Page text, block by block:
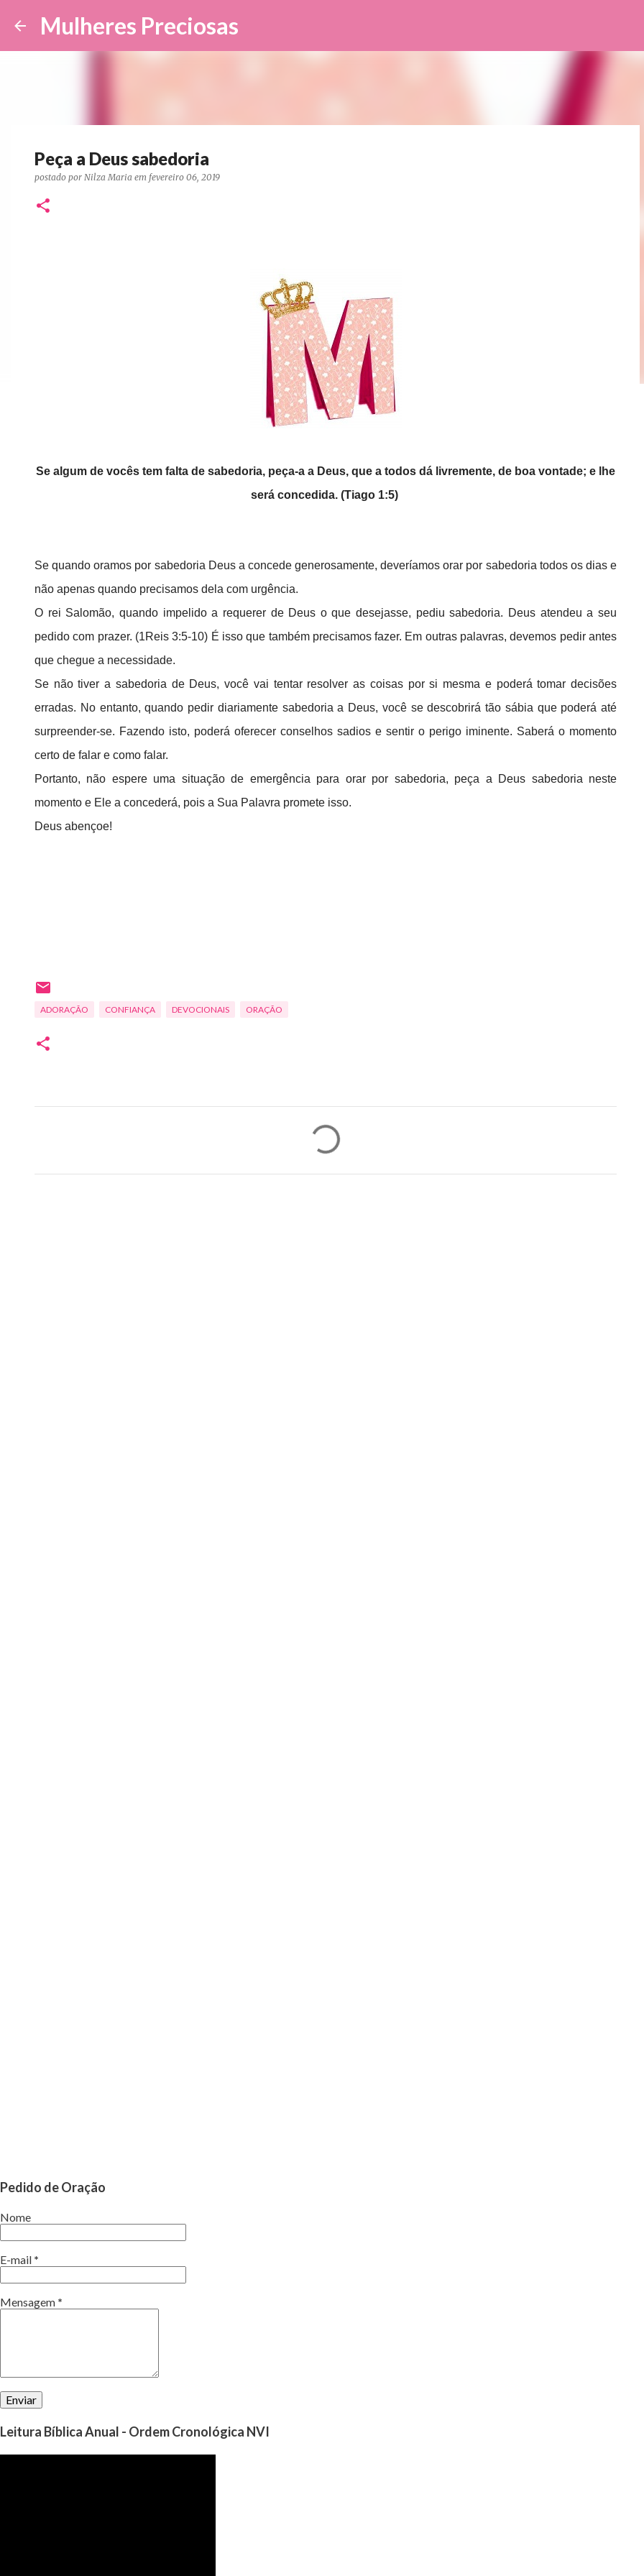
Mulheres Preciosas
Peça a Deus sabedoria
postado por Nilza Maria em fevereiro 06, 2019
Se algum de vocês tem falta de sabedoria, peça-a a Deus, que a todos dá livremente, de boa vontade; e lhe
será concedida. (Tiago 1:5)
Se quando oramos por sabedoria Deus a concede generosamente, deveríamos orar por sabedoria todos os dias e
não apenas quando precisamos dela com urgência.
O rei Salomão, quando impelido a requerer de Deus o que desejasse, pediu sabedoria. Deus atendeu a seu
pedido com prazer. (1Reis 3:5-10) É isso que também precisamos fazer. Em outras palavras, devemos pedir antes
que chegue a necessidade.
Se não tiver a sabedoria de Deus, você vai tentar resolver as coisas por si mesma e poderá tomar decisões
erradas. No entanto, quando pedir diariamente sabedoria a Deus, você se descobrirá tão sábia que poderá até
surpreender-se. Fazendo isto, poderá oferecer conselhos sadios e sentir o perigo iminente. Saberá o momento
certo de falar e como falar.
Portanto, não espere uma situação de emergência para orar por sabedoria, peça a Deus sabedoria neste
momento e Ele a concederá, pois a Sua Palavra promete isso.
Deus abençoe!
ADORAÇÃO CONFIANÇA DEVOCIONAIS ORAÇÃO
Pedido de Oração
Nome
E-mail *
Mensagem *
Leitura Bíblica Anual - Ordem Cronológica NVI